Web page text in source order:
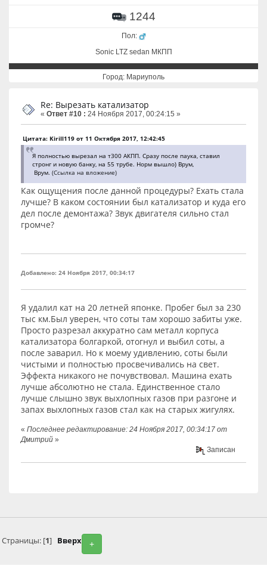
1244
Пол:
Sonic LTZ sedan МКПП
Город: Мариуполь
Re: Вырезать катализатор
« Ответ #10 : 24 Ноября 2017, 00:24:15 »
Цитата: Kirill119 от 11 Октября 2017, 12:42:45
Я полностью вырезал на т300 АКПП. Сразу после паука, ставил
стронг и новую банку, на 55 трубе. Норм вышло) Врум,
Врум. (Ссылка на вложение)
Как ощущения после данной процедуры? Ехать стала
лучше? В каком состоянии был катализатор и куда его
дел после демонтажа? Звук двигателя сильно стал
громче?
Добавлено: 24 Ноября 2017, 00:34:17
Я удалил кат на 20 летней японке. Пробег был за 230
тыс км.Был уверен, что соты там хорошо забиты уже.
Просто разрезал аккуратно сам металл корпуса
катализатора болгаркой, отогнул и выбил соты, а
после заварил. Но к моему удивлению, соты были
чистыми и полностью просвечивались на свет.
Эффекта никакого не почувствовал. Машина ехать
лучше абсолютно не стала. Единственное стало
лучше слышно звук выхлопных газов при разгоне и
запах выхлопных газов стал как на старых жигулях.
« Последнее редактирование: 24 Ноября 2017, 00:34:17 от
Дмитрий »
Записан
+
Страницы: [1] Вверх